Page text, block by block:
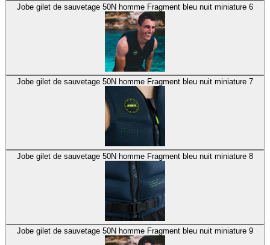
Jobe gilet de sauvetage 50N homme Fragment bleu nuit miniature 6
Jobe gilet de sauvetage 50N homme Fragment bleu nuit miniature 7
Jobe gilet de sauvetage 50N homme Fragment bleu nuit miniature 8
Jobe gilet de sauvetage 50N homme Fragment bleu nuit miniature 9